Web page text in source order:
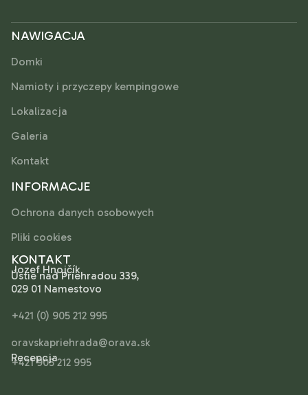
NAWIGACJA
Domki
Namioty i przyczepy kempingowe
Lokalizacja
Galeria
Kontakt
INFORMACJE
Ochrona danych osobowych
Pliki cookies
KONTAKT
Jozef Hnojčík
Ústie nad Priehradou 339,
029 01 Namestovo
+421 (0) 905 212 995
oravskapriehrada@orava.sk
Recepcja
+421 905 212 995